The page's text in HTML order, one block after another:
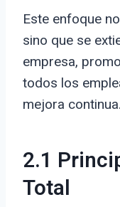
Este enfoque
sino que se
empresa,
todos los
mejora continua.
2.1
Total